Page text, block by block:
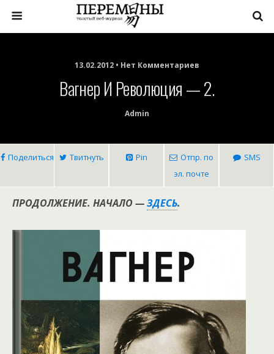
13.02.2012 • Нет Комментариев
Вагнер И Революция — 2.
Admin
Поделиться Твитнуть Pin
Отпр. по
эл. почте
SMS
ПРОДОЛЖЕНИЕ. НАЧАЛО —ЗДЕСЬ.